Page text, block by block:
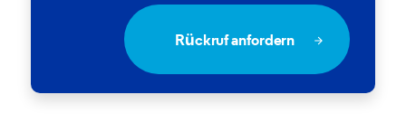
Rückruf anfordern